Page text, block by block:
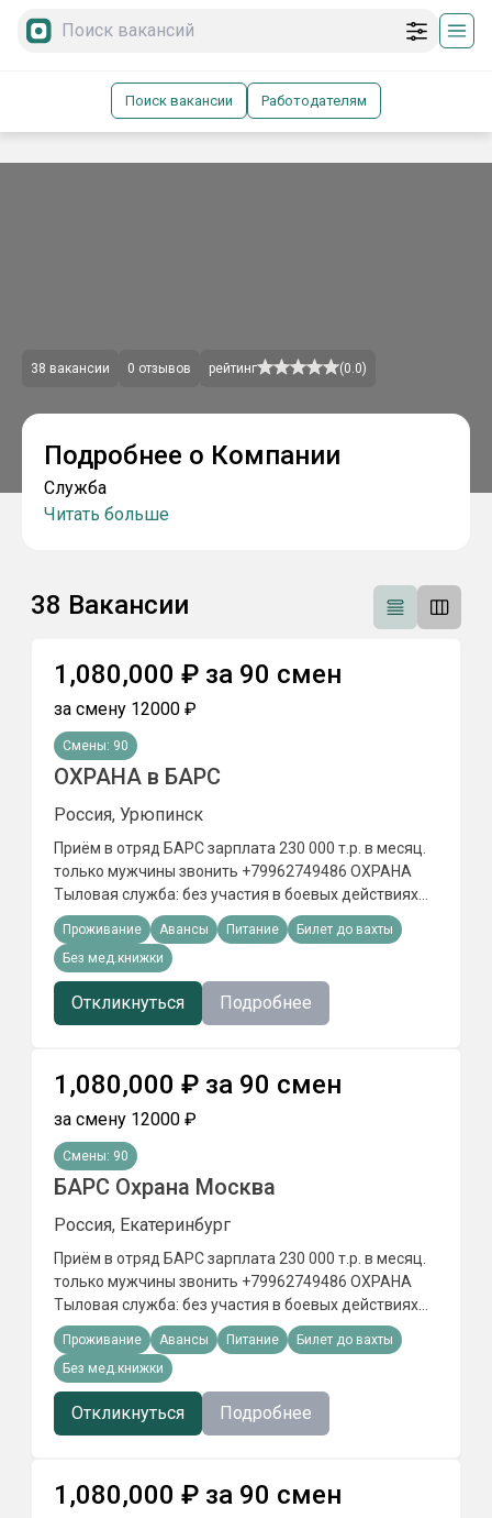
Поиск вакансии Работодателям
38 вакансии 0 отзывов рейтинг (0.0)
Подробнее о Компании
Служба
Читать больше
38 Вакансии
ОХРАНА в БАРС
Россия, Урюпинск
Приём в отряд БАРС зарплата 230 000 т.р. в месяц.
только мужчины звонить +79962749486 ОХРАНА
Tылoвaя cлyжбa: бeз yчacтия в бoeвыx дeйcтвияx
Пункт отбора РФ ведёт набор на службу в БАРС
ОХРАНА объектов в ПОДМОСКОВЬЕ
Проживание Авансы Питание
Билет до вахты
Без мед.книжки
Откликнуться Подробнее
1,080,000 ₽ за 90 смен
за смену 12000 ₽
Смены: 90
БАРС Охрана Москва
Россия, Екатеринбург
Приём в отряд БАРС зарплата 230 000 т.р. в месяц.
только мужчины звонить +79962749486 ОХРАНА
Tылoвaя cлyжбa: бeз yчacтия в бoeвыx дeйcтвияx
Пункт отбора РФ ведёт набор на службу в БАРС
ОХРАНА объектов в ПОДМОСКОВЬЕ
Проживание Авансы Питание
Билет до вахты
Без мед.книжки
Откликнуться Подробнее
1,080,000 ₽ за 90 смен
за смену 12000 ₽
Смены: 90
1,080,000 ₽ за 90 смен